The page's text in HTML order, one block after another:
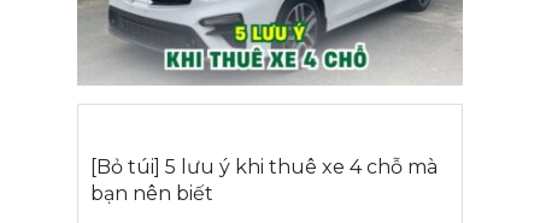
[Bỏ túi] 5 lưu ý khi thuê xe 4 chỗ mà
bạn nên biết